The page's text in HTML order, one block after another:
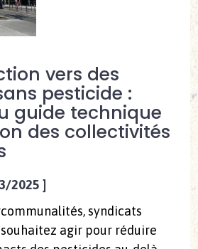
vers des
pesticide :
guide technique
des collectivités
2025 ]
syndicats
agir pour réduire